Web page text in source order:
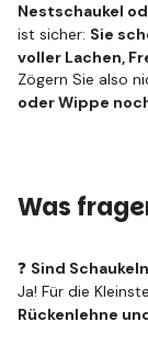
Nestschaukel
ist sicher: Sie
voller Lachen,
Zögern Sie also
oder Wippe
Was
❓ Sind
Ja! Für die
Rückenlehne